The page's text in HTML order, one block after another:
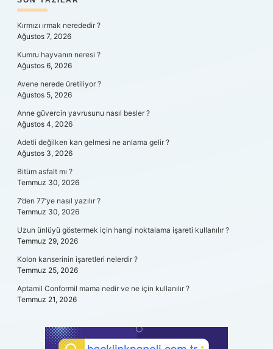
SIDEBAR
Kırmızı ırmak nerededir ?
Ağustos 7, 2026
Kumru hayvanın neresi ?
Ağustos 6, 2026
Avene nerede üretiliyor ?
Ağustos 5, 2026
Anne güvercin yavrusunu nasıl besler ?
Ağustos 4, 2026
Adetli değilken kan gelmesi ne anlama gelir ?
Ağustos 3, 2026
Bitüm asfalt mı ?
Temmuz 30, 2026
7’den 77’ye nasıl yazılır ?
Temmuz 30, 2026
Uzun ünlüyü göstermek için hangi noktalama işareti kullanılır ?
Temmuz 29, 2026
Kolon kanserinin işaretleri nelerdir ?
Temmuz 25, 2026
Aptamil Conformil mama nedir ve ne için kullanılır ?
Temmuz 21, 2026